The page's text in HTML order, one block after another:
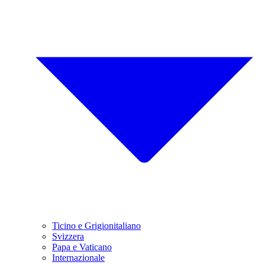
Ticino e Grigionitaliano
Svizzera
Papa e Vaticano
Internazionale